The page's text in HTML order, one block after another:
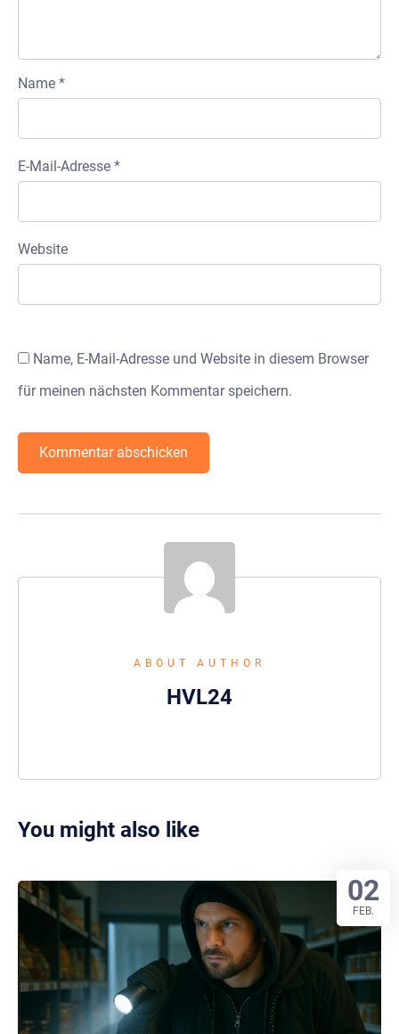
Name *
E-Mail-Adresse *
Website
Name, E-Mail-Adresse und Website in diesem Browser
für meinen nächsten Kommentar speichern.
ABOUT AUTHOR
HVL24
You might also like
02
FEB.